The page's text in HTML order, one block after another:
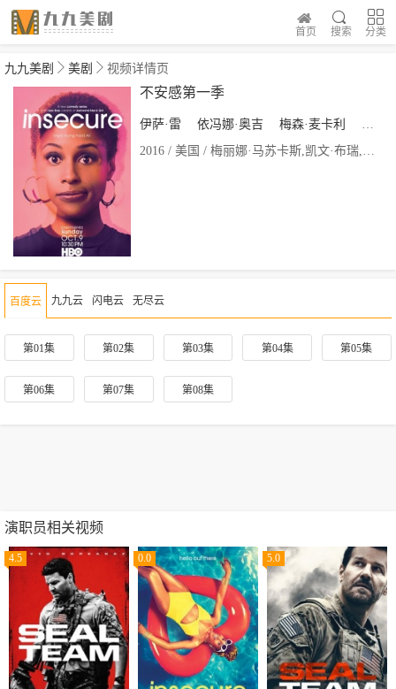
分类
搜索
首页
九九美剧 美剧 视频详情页
不安感第一季
伊萨·雷 依冯娜·奥吉 梅森·麦卡利
凯瑟
2016 / 美国 / 梅丽娜·马苏卡斯,凯文·布瑞,塞西尔·艾默科
百度云 九九云 闪电云 无尽云
第01集 第02集 第03集 第04集 第05集
第06集 第07集 第08集
演职员相关视频
4.5 0.0 5.0